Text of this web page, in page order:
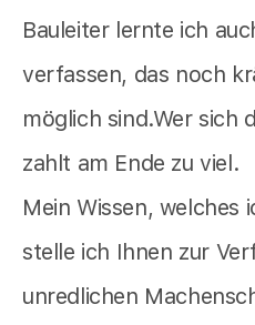
Bauleiter lernte ich
verfassen, das noch
möglich sind.Wer sich
zahlt am Ende zu viel.
Mein Wissen, welches
stelle ich Ihnen zur
unredlichen